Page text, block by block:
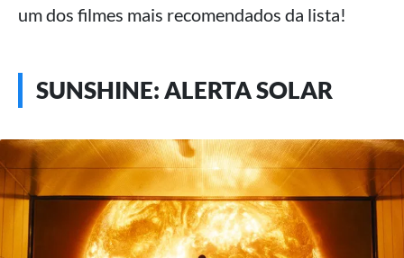
um dos filmes mais recomendados da lista!
SUNSHINE: ALERTA SOLAR